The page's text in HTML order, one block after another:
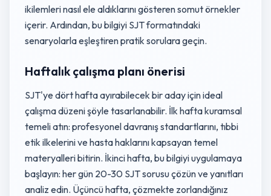
ikilemleri nasıl ele aldıklarını gösteren somut örnekler
içerir. Ardından, bu bilgiyi SJT formatındaki
senaryolarla eşleştiren pratik sorulara geçin.
Haftalık çalışma planı önerisi
SJT'ye dört hafta ayırabilecek bir aday için ideal
çalışma düzeni şöyle tasarlanabilir. İlk hafta kuramsal
temeli atın: profesyonel davranış standartlarını, tıbbi
etik ilkelerini ve hasta haklarını kapsayan temel
materyalleri bitirin. İkinci hafta, bu bilgiyi uygulamaya
başlayın: her gün 20-30 SJT sorusu çözün ve yanıtları
analiz edin. Üçüncü hafta, çözmekte zorlandığınız